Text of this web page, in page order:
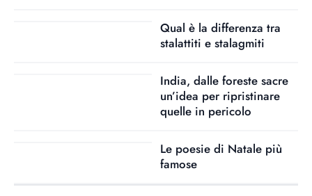
Qual è la differenza tra
stalattiti e stalagmiti
India, dalle foreste sacre
un’idea per ripristinare
quelle in pericolo
Le poesie di Natale più
famose